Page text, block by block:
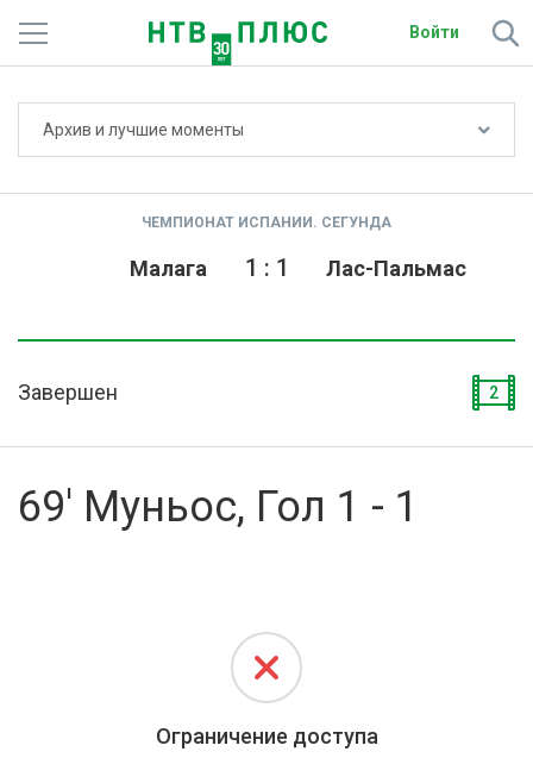
Войти
О сайте
Архив и лучшие моменты
ЧЕМПИОНАТ ИСПАНИИ. СЕГУНДА
Малага Лас-Пальмас
1 : 1
Завершен 2
69' Муньос, Гол 1 - 1